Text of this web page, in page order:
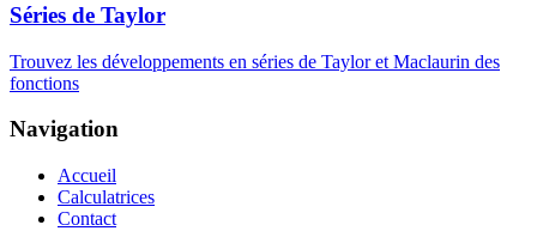
Séries de Taylor
Trouvez les développements en séries de Taylor et Maclaurin des
fonctions
Navigation
Accueil
Calculatrices
Contact